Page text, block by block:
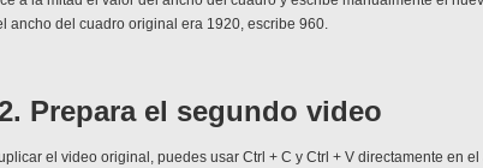
ancho del cuadro original era 1920, escribe 960.
Prepara el segundo video
el video original, puedes usar Ctrl + C y Ctrl + V directamente en